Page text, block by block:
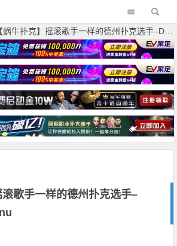
【蜗牛扑克】摇滚歌手一样的德州扑克选手–Daniel Negreanu
滚歌手一样的德州扑克选手–